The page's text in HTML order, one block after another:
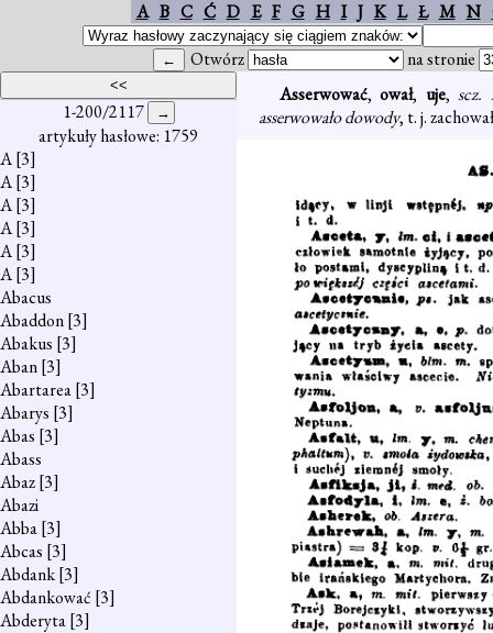
A B C Ć D E F G H I J K L Ł M N
Otwórz na stronie
1-200/2117
artykuły hasłowe: 1759
A[3]
A[3]
A[3]
A[3]
A[3]
A[3]
Abacus
Abaddon[3]
Abakus [3]
Aban[3]
Abartarea[3]
Abarys [3]
Abas [3]
Abass
Abaz[3]
Abazi
Abba[3]
Abcas [3]
Abdank[3]
Abdankować [3]
Abderyta[3]
Asserwować,ował, uje,
asserwowało dowody, t. j.